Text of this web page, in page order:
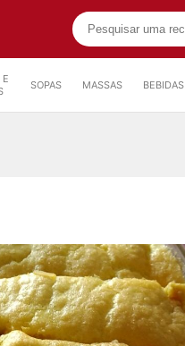
SOPAS MASSAS BEBIDAS